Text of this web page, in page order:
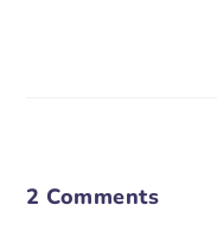
2 Comments